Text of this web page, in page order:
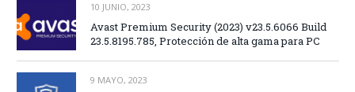
10 JUNIO, 2023
Avast Premium Security (2023) v23.5.6066 Build
23.5.8195.785, Protección de alta gama para PC
9 MAYO, 2023